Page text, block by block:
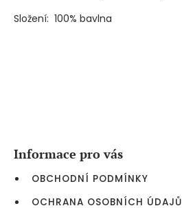
Složení: 100% bavlna
Informace pro vás
OBCHODNÍ PODMÍNKY
OCHRANA OSOBNÍCH ÚDAJŮ